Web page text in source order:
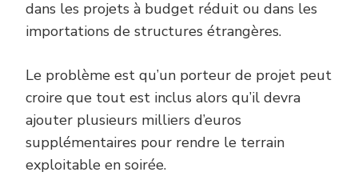
dans les projets à budget réduit ou dans les
importations de structures étrangères.
Le problème est qu’un porteur de projet peut
croire que tout est inclus alors qu’il devra
ajouter plusieurs milliers d’euros
supplémentaires pour rendre le terrain
exploitable en soirée.